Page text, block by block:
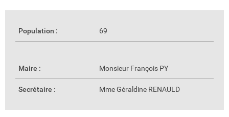
Population : 69
Maire : Monsieur François PY
Secrétaire : Mme Géraldine RENAULD